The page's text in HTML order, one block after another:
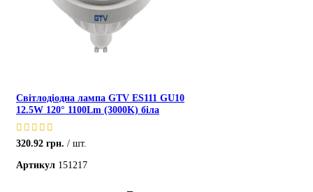
Світлодіодна лампа GTV ES111 GU10
12.5W 120° 1100Lm (3000K) біла
320.92 грн.
шт.
Артикул 151217